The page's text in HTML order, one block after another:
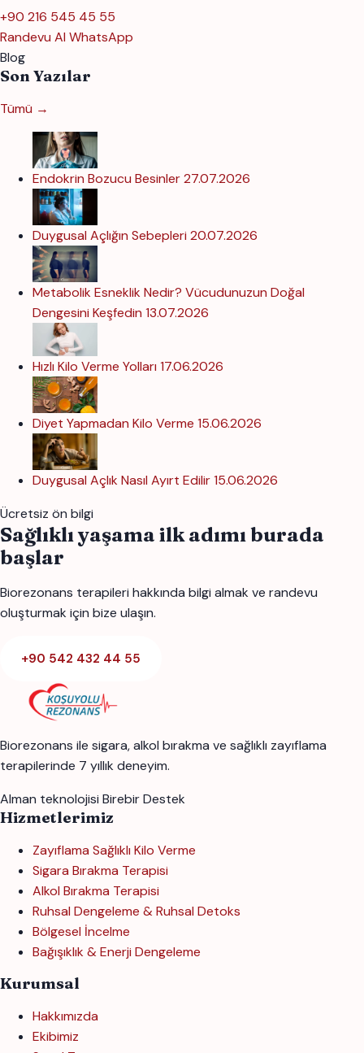
+90 216 545 45 55
Randevu Al WhatsApp
Blog
Son Yazılar
Tümü →
Endokrin Bozucu Besinler27.07.2026
Duygusal Açlığın Sebepleri 20.07.2026
Metabolik Esneklik Nedir? Vücudunuzun Doğal
Dengesini Keşfedin 13.07.2026
Hızlı Kilo Verme Yolları 17.06.2026
Diyet Yapmadan Kilo Verme 15.06.2026
Duygusal Açlık Nasıl Ayırt Edilir15.06.2026
Ücretsiz ön bilgi
Sağlıklı yaşama ilk adımı burada
başlar
Biorezonans terapileri hakkında bilgi almak ve randevu
oluşturmak için bize ulaşın.
+90 542 432 44 55
Biorezonans ile sigara, alkol bırakma ve sağlıklı zayıflama
terapilerinde 7 yıllık deneyim.
Alman teknolojisi Birebir Destek
Hizmetlerimiz
Zayıflama Sağlıklı Kilo Verme
Sigara Bırakma Terapisi
Alkol Bırakma Terapisi
Ruhsal Dengeleme & Ruhsal Detoks
Bölgesel İncelme
Bağışıklık & Enerji Dengeleme
Kurumsal
Hakkımızda
Ekibimiz